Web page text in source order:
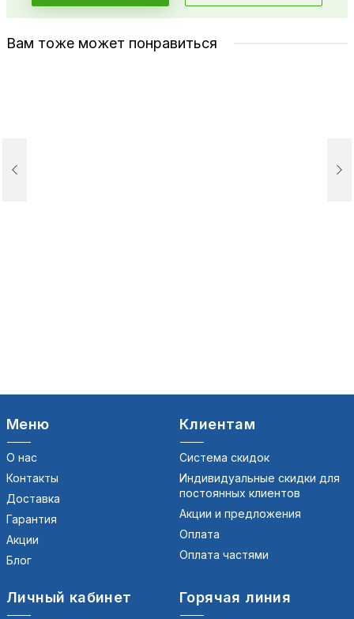
Вам тоже может понравиться
Меню
О нас
Контакты
Доставка
Гарантия
Акции
Блог
Клиентам
Система скидок
Индивидуальные скидки для
постоянных клиентов
Акции и предложения
Оплата
Оплата частями
Личный кабинет Горячая линия